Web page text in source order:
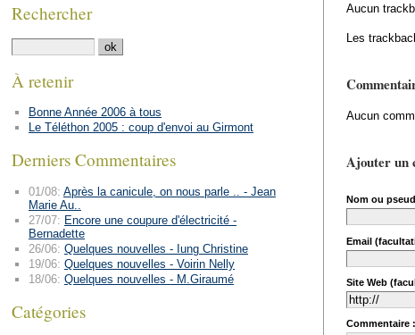
Aucun
Les
Aucun
Ajouter un
Nom ou
Email
Site Web
Commentaire :
Rechercher
À retenir
Bonne Année 2006 à tous
Le Téléthon 2005 : coup d'envoi au Girmont
Derniers Commentaires
01/08: Après la canicule, on nous parle .. - Jean
Marie Au..
27/07: Encore une coupure d'électricité -
Bernadette
26/06: Quelques nouvelles - Iung Christine
19/06: Quelques nouvelles - Voirin Nelly
18/06: Quelques nouvelles - M.Giraumé
Catégories